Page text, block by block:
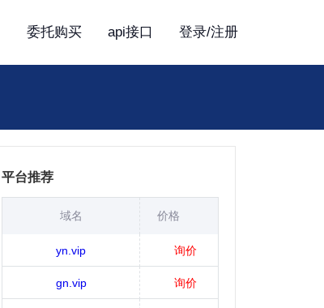
委托购买 api接口 登录/注册
平台推荐
域名 价格
yn.vip 询价
gn.vip 询价